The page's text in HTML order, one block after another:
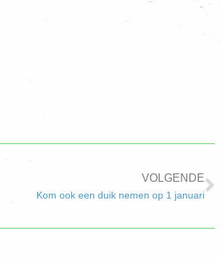
VOLGENDE
Kom ook een duik nemen op 1 januari